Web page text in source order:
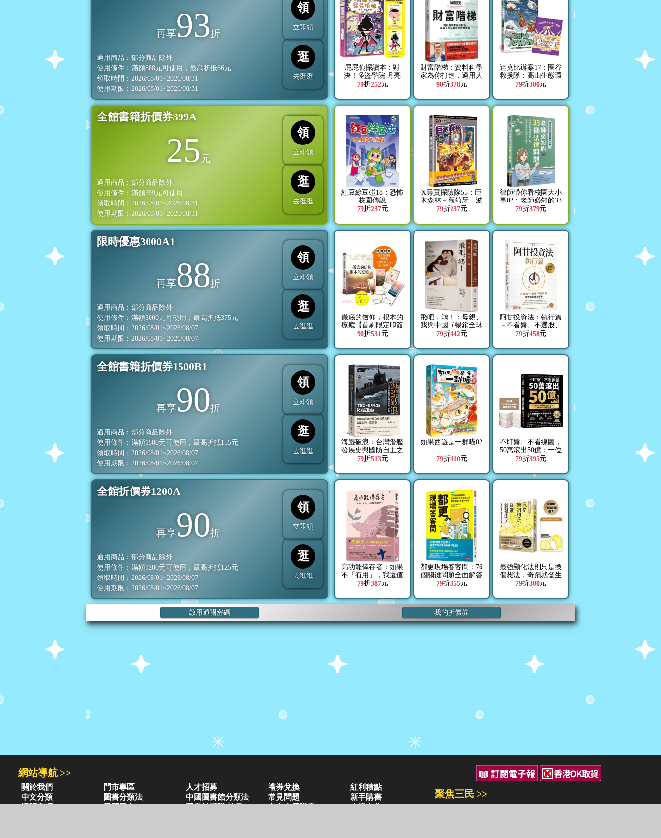
再享93折
適用商品：部分商品除外
使用條件：滿額888元可使用，最高折抵66元
領取時間：2026/08/01~2026/08/31
使用期限：2026/08/01~2026/08/31
領
立即領
逛
去逛逛
屁屁偵探讀本：對
決！怪盜學院 月亮
篇【限量特贈《屁屁
款)】
79折252元
財富階梯：資料科學
家為你打造，適用人
生各階段的致富策略
90折378元
達克比辦案17：圈谷
救援隊：高山生態環
境與臺灣山脈的特色
79折300元
全館書籍折價券399A
25元
適用商品：部分商品除外
使用條件：滿額399元可使用
領取時間：2026/08/01~2026/08/31
使用期限：2026/08/01~2026/08/31
領
立即領
逛
去逛逛
紅豆綠豆碰18：恐怖
校園傳說
79折237元
X尋寶探險隊55：巨
木森林－葡萄牙．波
東家族．祕寶
79折237元
律師帶你看校園大小
事02：老師必知的33
個法律問題
79折379元
限時優惠3000A1
再享88折
適用商品：部分商品除外
使用條件：滿額3000元可使用，最高折抵375元
領取時間：2026/08/01~2026/08/07
使用期限：2026/08/01~2026/08/07
領
立即領
逛
去逛逛
徹底的信仰，根本的
療癒【首刷限定印簽
版】
90折531元
飛吧，鴻！：母親、
我與中國（暢銷全球
逾1500萬冊《鴻》最
79折442元
阿甘投資法：執行篇
－不看盤、不選股、
不挑買點，你致富的
79折458元
全館書籍折價券1500B1
再享90折
適用商品：部分商品除外
使用條件：滿額1500元可使用，最高折抵155元
領取時間：2026/08/01~2026/08/07
使用期限：2026/08/01~2026/08/07
領
立即領
逛
去逛逛
海鯤破浪：台灣潛艦
發展史與國防自主之
路
79折513元
如果西遊是一群喵02
79折410元
不盯盤、不看線圖，
50萬滾出50億：一位
癌末醫師寫給女兒的
書送「企業分析報
告」精準選股拉頁】
79折395元
全館折價券1200A
再享90折
適用商品：部分商品除外
使用條件：滿額1200元可使用，最高折抵125元
領取時間：2026/08/01~2026/08/07
使用期限：2026/08/01~2026/08/07
領
立即領
逛
去逛逛
高功能倖存者：如果
不「有用」，我還值
得被愛嗎？
79折387元
都更現場答客問：76
個關鍵問題全面解答
住戶最關心的都更權
79折355元
最強顯化法則只是換
個想法，奇蹟就發生
了：讓內在頻率與夢
直來【限量附「召喚
奇蹟透卡」】
79折300元
啟用通關密碼 我的折價券
網站導航 >>
關於我們 門市專區 人才招募 禮券兌換
紅利積點
中文分類
圖書分類法 中國圖書館分類法 常見問題
新手購書
聚焦三民 >>